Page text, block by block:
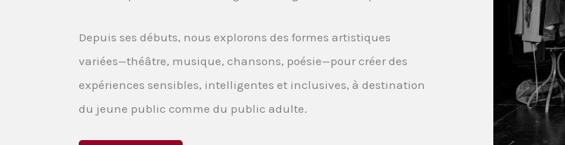
Depuis ses débuts, nous explorons des formes artistiques
variées—théâtre, musique, chansons, poésie—pour créer des
expériences sensibles, intelligentes et inclusives, à destination
du jeune public comme du public adulte.